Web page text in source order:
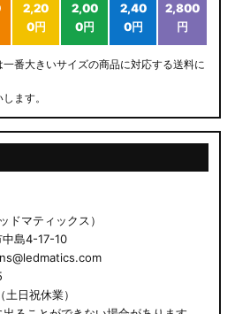
2,20
0円
2,00
0円
2,40
0円
2,800
円
番大きいサイズの商品に対応する送料に
ます。
ドマティックス）
島4-17-10
日祝休業）